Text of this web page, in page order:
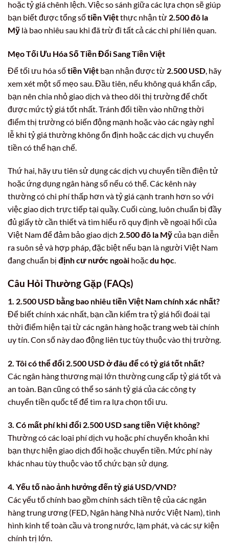
hoặc tỷ giá chênh lệch. Việc so sánh giữa các lựa chọn sẽ giúp
bạn biết được tổng sốtiền Việtthực nhận từ 2.500 đô la
Mỹ là bao nhiêu sau khi đã trừ đi tất cả các chi phí liên quan.
Mẹo Tối Ưu Hóa Số TiềnĐổi Sang Tiền Việt
Để tối ưu hóa sốtiền Việt bạn nhận được từ 2.500 USD , hãy
xem xét một số mẹo sau. Đầu tiên, nếu không quá khẩn cấp,
bạn nên chia nhỏ giao dịch và theo dõi thị trường để chốt
được mức tỷ giá tốt nhất. Tránh đổi tiền vào những thời
điểm thị trường có biến động mạnh hoặc vào các ngày nghỉ
lễ khi tỷ giá thường không ổn định hoặc các dịch vụ chuyển
tiền có thể hạn chế.
Thứ hai, hãy ưu tiên sử dụng các dịch vụ chuyển tiền điện tử
hoặc ứng dụng ngân hàng số nếu có thể. Các kênh này
thường có chi phí thấp hơn và tỷ giá cạnh tranh hơn so với
việc giao dịch trực tiếp tại quầy. Cuối cùng, luôn chuẩn bị đầy
đủ giấy tờ cần thiết và tìm hiểu rõ quy định về ngoại hối của
Việt Nam để đảm bảo giao dịch 2.500 đô la Mỹcủa bạn diễn
ra suôn sẻ và hợp pháp, đặc biệt nếu bạn là người Việt Nam
đang chuẩn bị định cư nước ngoài hoặcdu học.
Câu Hỏi Thường Gặp (FAQs)
1. 2.500 USD bằng bao nhiêu tiền Việt Nam chính xác nhất?
Để biết chính xác nhất, bạn cần kiểm tra tỷ giá hối đoái tại
thời điểm hiện tại từ các ngân hàng hoặc trang web tài chính
uy tín. Con số này dao động liên tục tùy thuộc vào thị trường.
2. Tôi có thể đổi 2.500 USD ở đâu để có tỷ giá tốt nhất?
Các ngân hàng thương mại lớn thường cung cấp tỷ giá tốt và
an toàn. Bạn cũng có thể so sánh tỷ giá của các công ty
chuyển tiền quốc tế để tìm ra lựa chọn tối ưu.
3. Có mất phí khi đổi 2.500 USD sang tiền Việt không?
Thường có các loại phí dịch vụ hoặc phí chuyển khoản khi
bạn thực hiện giao dịch đổi hoặc chuyển tiền. Mức phí này
khác nhau tùy thuộc vào tổ chức bạn sử dụng.
4. Yếu tố nào ảnh hưởng đến tỷ giá USD/VND?
Các yếu tố chính bao gồm chính sách tiền tệ của các ngân
hàng trung ương (FED, Ngân hàng Nhà nước Việt Nam), tình
hình kinh tế toàn cầu và trong nước, lạm phát, và các sự kiện
chính trị lớn.